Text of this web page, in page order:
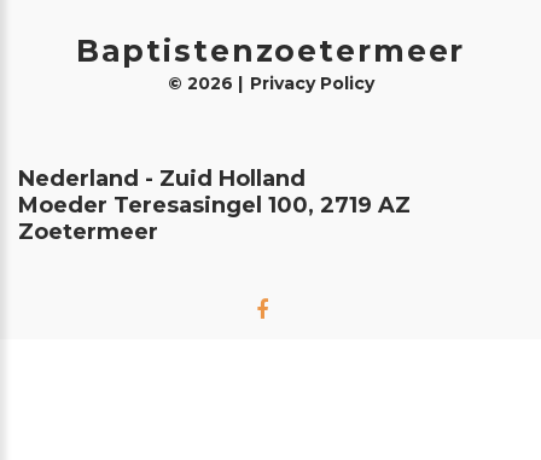
Baptistenzoetermeer
© 2026 Privacy Policy
Nederland - Zuid Holland
Moeder Teresasingel 100, 2719 AZ
Zoetermeer